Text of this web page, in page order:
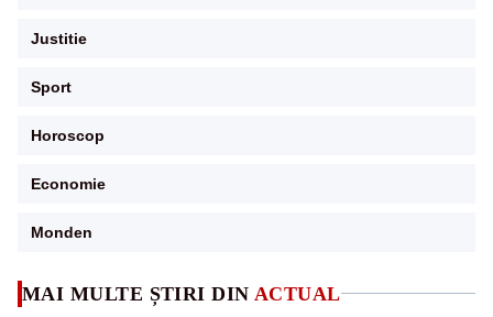
MAI MULTE ȘTIRI DIN ACTUAL
Justitie
Sport
Horoscop
Economie
Monden